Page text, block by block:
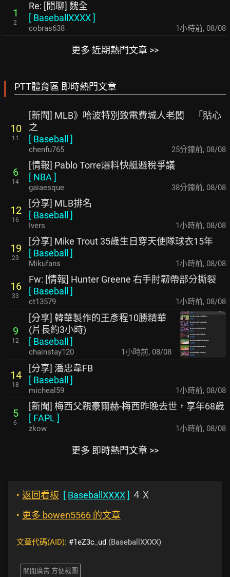
1
2
Re: [閒聊] 魏全
[ BaseballXXXX]
cobras638 1小時前, 08/08
更多 近期熱門文章 >>
PTT體育區 即時熱門文章
10
11
[新聞] MLB》哈波特別致電費城人老闆 「貼心
之
[ Baseball ]
chenfu765 25分鐘前, 08/08
6
14
[情報] Pablo Torre爆料快艇避稅爭議
[ NBA ]
gaiaesque 38分鐘前, 08/08
12
16
[分享] MLB排名
[ Baseball ]
Ivers 1小時前, 08/08
19
23
[分享] Mike Trout 35歲生日穿天使隊球衣15年
[ Baseball ]
Mikufans 1小時前, 08/08
16
33
Fw: [情報] Hunter Greene 右手肘韌帶部分撕裂
[ Baseball ]
ct13579 1小時前, 08/08
9
12
[分享] 韓華製作的王彥程10勝精華
(片長約3小時)
[ Baseball ]
chainstay120 1小時前, 08/08
14
18
[分享] 潘忠韋FB
[ Baseball ]
micheal59 1小時前, 08/08
5
6
[新聞] 梅西父親豪爾赫-梅西昨晚去世，享年68歲
[ FAPL ]
zkow 1小時前, 08/08
更多 即時熱門文章 >>
‣ 返回看板 [ BaseballXXXX] ４Ｘ
‣ 更多 bowen5566 的文章
文章代碼(AID): #1eZ3c_ud (BaseballXXXX)
關閉廣告 方便截圖